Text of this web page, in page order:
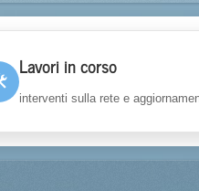
Lavori in corso
interventi sulla rete e